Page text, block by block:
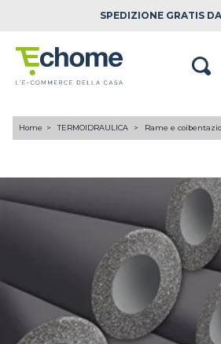
SPEDIZIONE GRATIS
Home TERMOIDRAULICA Rame e